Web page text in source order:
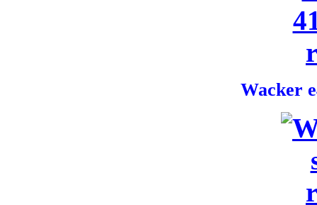
Wacker